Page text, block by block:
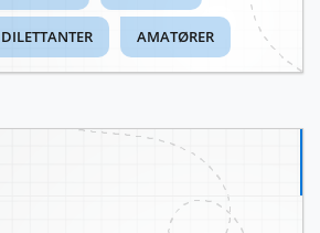
DILETTANTER AMATØRER